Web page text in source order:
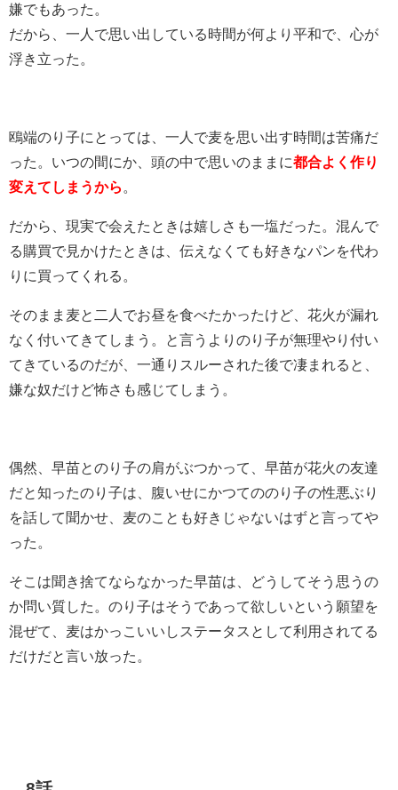
嫌でもあった。
だから、一人で思い出している時間が何より平和で、心が
浮き立った。
鴎端のり子にとっては、一人で麦を思い出す時間は苦痛だ
った。いつの間にか、頭の中で思いのままに都合よく作り
変えてしまうから
だから、現実で会えたときは嬉しさも一塩だった。混んで
る購買で見かけたときは、伝えなくても好きなパンを代わ
りに買ってくれる。
そのまま麦と二人でお昼を食べたかったけど、花火が漏れ
なく付いてきてしまう。と言うよりのり子が無理やり付い
てきているのだが、一通りスルーされた後で凄まれると、
嫌な奴だけど怖さも感じてしまう。
偶然、早苗とのり子の肩がぶつかって、早苗が花火の友達
だと知ったのり子は、腹いせにかつてののり子の性悪ぶり
を話して聞かせ、麦のことも好きじゃないはずと言ってや
った。
そこは聞き捨てならなかった早苗は、どうしてそう思うの
か問い質した。のり子はそうであって欲しいという願望を
混ぜて、麦はかっこいいしステータスとして利用されてる
だけだと言い放った。